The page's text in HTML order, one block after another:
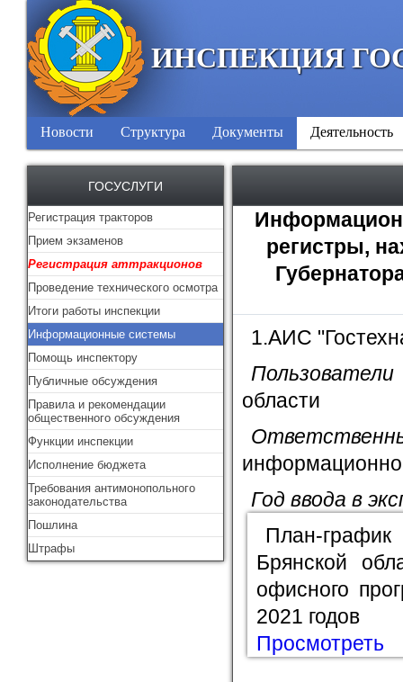
ИНСПЕКЦИЯ
Новости Структура Документы Деятельность
ГОСУСЛУГИ
Регистрация тракторов
Прием экзаменов
Регистрация аттракционов
Проведение технического осмотра
Итоги работы инспекции
Информационные системы
Помощь инспектору
Публичные обсуждения
Правила и рекомендации
общественного обсуждения
Функции инспекции
Исполнение бюджета
Требования антимонопольного
законодательства
Пошлина
Штрафы
регистры,
1.АИС
области
Год ввода в
План-
Брянской
офисного
2021 годов
Просмотреть